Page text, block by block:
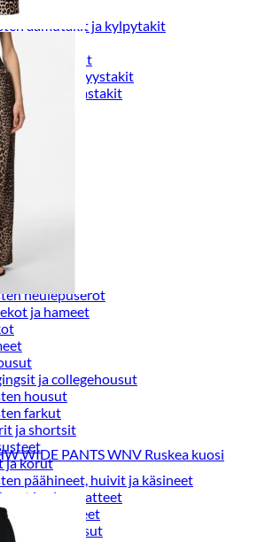
yöasut
aamutakit ja kylpytakit
nahkatakit
kevät-ja syystakit
villakangastakit
talvitakit
colleget
ja jakut
puserot
ja liivit
neuletakit
neulepuserot
ja hameet
ja collegehousut
housut
farkut
ja shortsit
ja korut
päähineet, huivit ja käsineet
ja alusvaatteet
alusvaatteet
ja sukkahousut
WIDE PANTS WNV Ruskea kuosi